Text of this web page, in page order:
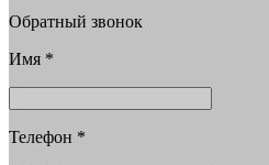
Обратный звонок
Имя *
Телефон *